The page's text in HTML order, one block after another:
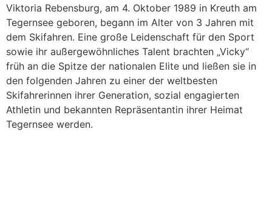
Viktoria Rebensburg, am 4. Oktober 1989 in Kreuth am
Tegernsee geboren, begann im Alter von 3 Jahren mit
dem Skifahren. Eine große Leidenschaft für den Sport
sowie ihr außergewöhnliches Talent brachten „Vicky“
früh an die Spitze der nationalen Elite und ließen sie in
den folgenden Jahren zu einer der weltbesten
Skifahrerinnen ihrer Generation, sozial engagierten
Athletin und bekannten Repräsentantin ihrer Heimat
Tegernsee werden.